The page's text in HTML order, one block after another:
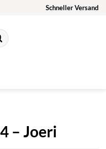
Schneller Versand
– Joeri